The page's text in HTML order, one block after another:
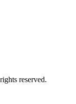
reserved.